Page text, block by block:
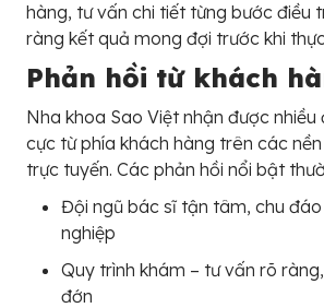
hàng, tư vấn chi tiết từng bước điều
ràng kết quả mong đợi trước khi
Phản hồi từ khách
Nha khoa Sao Việt nhận được
cực từ phía khách hàng trên các
trực tuyến. Các phản hồi nổi bật
Đội ngũ bác sĩ tận tâm, chu
nghiệp
Quy trình khám – tư vấn rõ
đớn